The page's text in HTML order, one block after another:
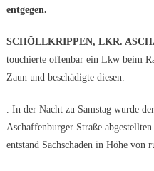
entgegen.
SCHÖLLKRIPPEN, LKR.
touchierte offenbar ein Lkw beim
Zaun und beschädigte diesen.
. In der Nacht zu Samstag wurde
Aschaffenburger Straße
entstand Sachschaden in Höhe von